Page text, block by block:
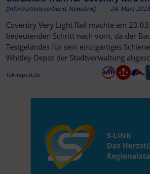
Depot für Tests installiert
[Informationsverbund, Newslink] 24. März
Coventry Very Light Rail machte am
bedeutenden Schritt nach vorn, da der
Testgeländes für sein einzigartiges
Whitley Depot der Stadtverwaltung
lok-report.de